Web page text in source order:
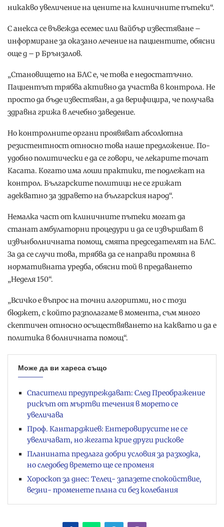
никакво увеличение на цените на клиничните пътеки“.
С анекса се въвежда есемес или вайбър известяване –
информиране за оказано лечение на пациентите, обясни
още д – р Брънзалов.
„Становището на БЛС е, че това е недостатъчно.
Пациентът трябва активно да участва в контрола. Не
просто да бъде известяван, а да верифицира, че получава
здравна грижа в лечебно заведение.
Но контролните органи проявяват абсолютна
резистентност относно това наше предложение. По-
удобно политически е да се говори, че лекарите точат
Касата. Когато има лоши практики, те подлежат на
контрол. Българските политици не се грижат
адекватно за здравето на българския народ“.
Немалка част от клиничните пътеки могат да
станат амбулаторни процедури и да се извършват в
извънболничната помощ, смята председателят на БЛС.
За да се случи това, трябва да се направи промяна в
нормативната уредба, обясни той в предаването
„Неделя 150“.
„Всичко е въпрос на точни алгоритми, но с този
бюджет, с който разполагаме в момента, съм много
скептичен относно осъществяването на каквато и да е
политика в болничната помощ“.
Може да ви хареса също
Спасители предупреждават: След Преображение
рискът от мъртви течения в морето се
увеличава
Проф. Кантарджиев: Ентеровирусите не се
увеличават, но жегата крие други рискове
Планината предлага добри условия за разходка,
но следобед времето ще се променя
Хороскоп за днес: Телец- запазете спокойствие,
везни- променете плана си без колебания